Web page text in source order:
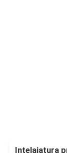
Intelaiatura